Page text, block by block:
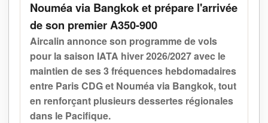
Nouméa via Bangkok et prépare l'arrivée
de son premier A350-900
Aircalin annonce son programme de vols
pour la saison IATA hiver 2026/2027 avec le
maintien de ses 3 fréquences hebdomadaires
entre Paris CDG et Nouméa via Bangkok, tout
en renforçant plusieurs dessertes régionales
dans le Pacifique.